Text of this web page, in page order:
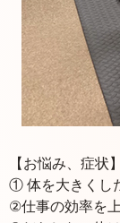
【お悩み、症状】
① 体を大きくし
②仕事の効率を